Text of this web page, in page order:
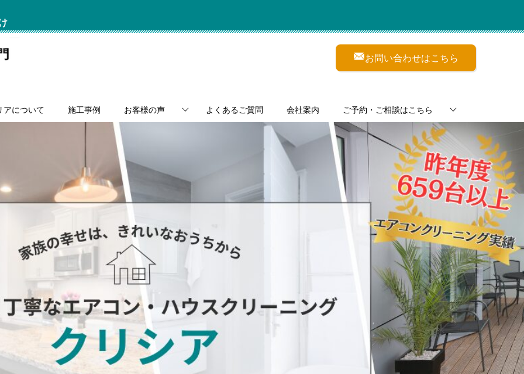
お問い合わせはこちら
アについて 施工事例 お客様の声 よくあるご質問 会社案内 ご予約・ご相談はこちら